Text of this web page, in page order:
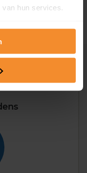
hun services.
18%